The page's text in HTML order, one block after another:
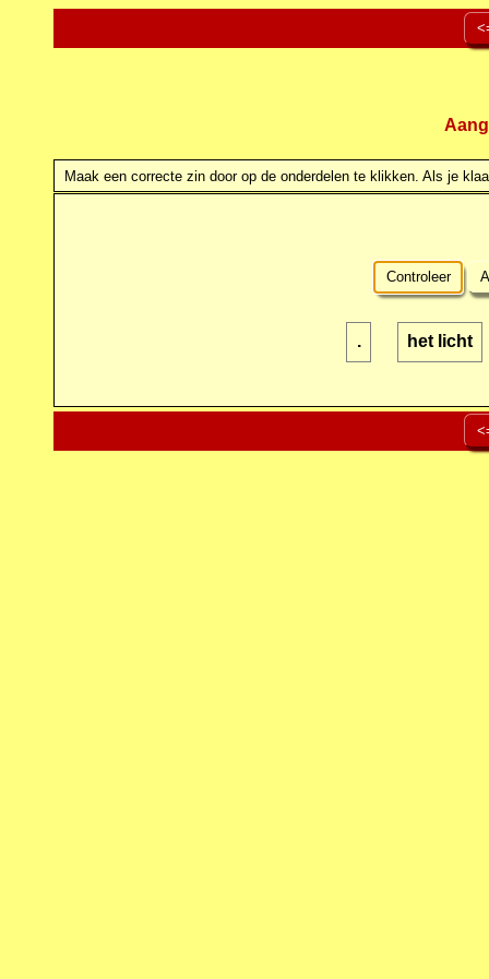
Maak een correcte zin door op de onderdelen te klikken. Als je
Controleer
. het licht